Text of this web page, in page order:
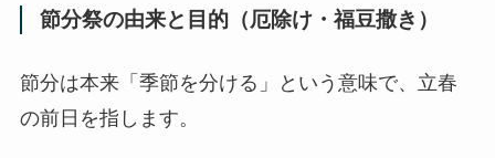
節分祭の由来と目的（厄除け・福豆撒き）
節分は本来「季節を分ける」という意味で、立春
の前日を指します。